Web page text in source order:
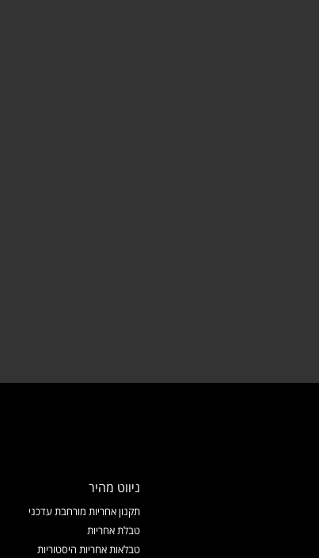
ניווט מהיר
תקנון אחריות מורחבת עדכני
טבלת אחריות
טבלאות אחריות היסטוריות